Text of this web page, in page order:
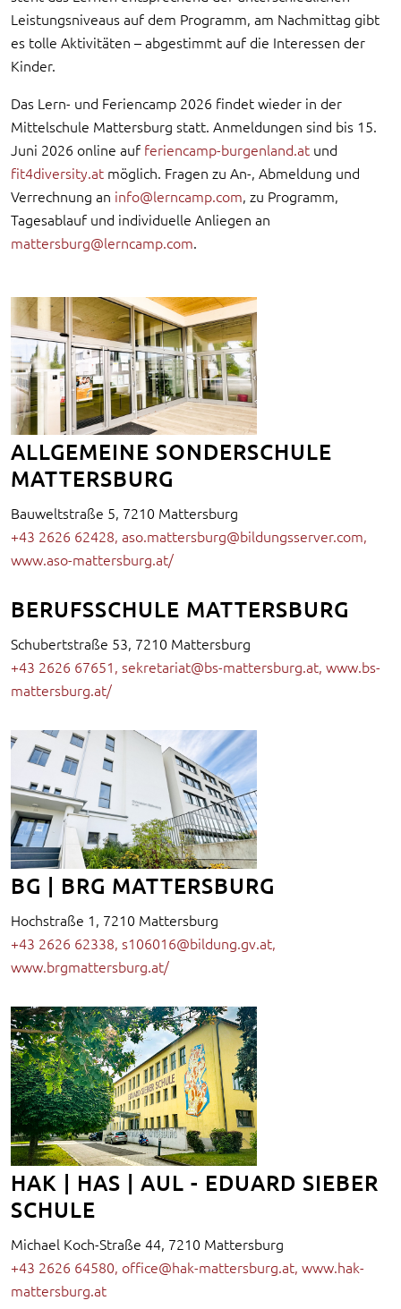
Leistungsniveaus auf dem Programm, am Nachmittag gibt
es tolle Aktivitäten – abgestimmt auf die Interessen der
Kinder.
Das Lern- und Feriencamp 2026 findet wieder in der
Mittelschule Mattersburg statt. Anmeldungen sind bis 15.
Juni 2026 online auf feriencamp-burgenland.at und
fit4diversity.at möglich. Fragen zu An-, Abmeldung und
Verrechnung an info@lerncamp.com, zu Programm,
Tagesablauf und individuelle Anliegen an
mattersburg@lerncamp.com.
ALLGEMEINE SONDERSCHULE
MATTERSBURG
Bauweltstraße 5, 7210 Mattersburg
+43 2626 62428, aso.mattersburg@bildungsserver.com,
www.aso-mattersburg.at/
BERUFSSCHULE MATTERSBURG
Schubertstraße 53, 7210 Mattersburg
+43 2626 67651, sekretariat@bs-mattersburg.at, www.bs-
mattersburg.at/
BG | BRG MATTERSBURG
Hochstraße 1, 7210 Mattersburg
+43 2626 62338, s106016@bildung.gv.at,
www.brgmattersburg.at/
HAK | HAS | AUL - EDUARD SIEBER
SCHULE
Michael Koch-Straße 44, 7210 Mattersburg
+43 2626 64580, office@hak-mattersburg.at, www.hak-
mattersburg.at